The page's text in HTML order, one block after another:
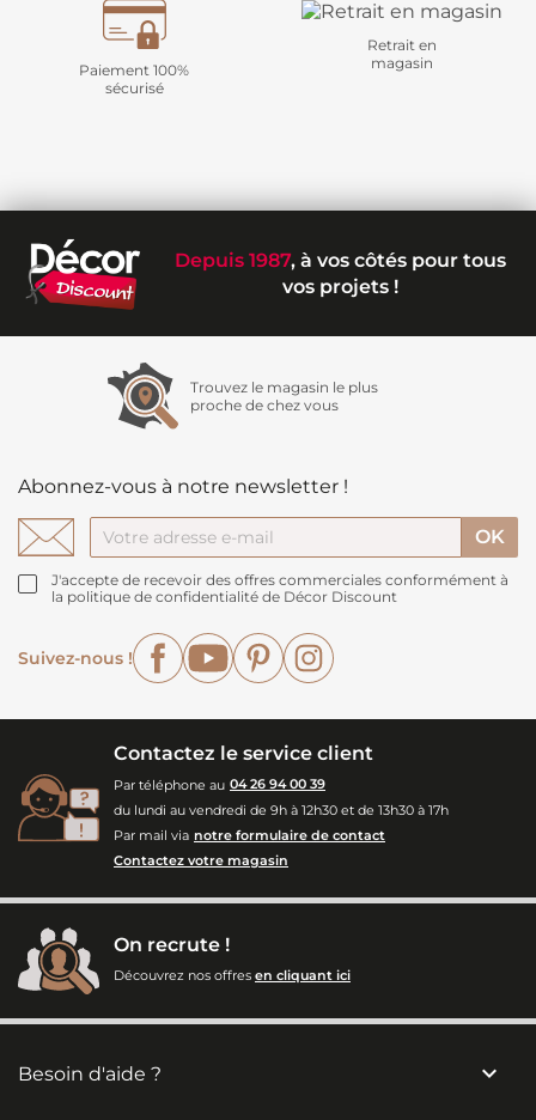
Paiement 100%
sécurisé
Retrait en
magasin
Depuis 1987, à vos côtés pour tous
vos projets !
Trouvez le magasin le plus
proche de chez vous
Abonnez-vous à notre newsletter !
J'accepte de recevoir des offres commerciales conformément à
la politique de confidentialité de Décor Discount
Suivez-nous !
FacebookYouTubePinterest
Contactez le service client
Par téléphone au 04 26 94 00 39
du lundi au vendredi de 9h à 12h30 et de 13h30 à 17h
Par mail via notre formulaire de contact
Contactez votre magasin
On recrute !
Découvrez nos offres en cliquant ici
Besoin d'aide ? 